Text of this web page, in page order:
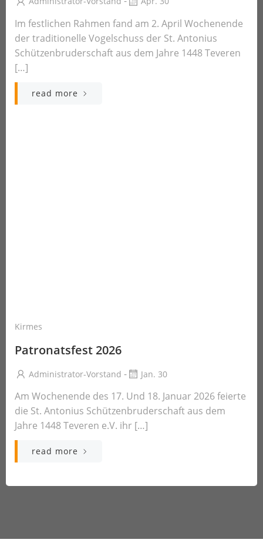
Im festlichen Rahmen fand am 2. April Wochenende
der traditionelle Vogelschuss der St. Antonius
Schützenbruderschaft aus dem Jahre 1448 Teveren
[…]
read more
Kirmes
Patronatsfest 2026
Administrator-Vorstand - Jan. 30
Am Wochenende des 17. Und 18. Januar 2026 feierte
die St. Antonius Schützenbruderschaft aus dem
Jahre 1448 Teveren e.V. ihr […]
read more